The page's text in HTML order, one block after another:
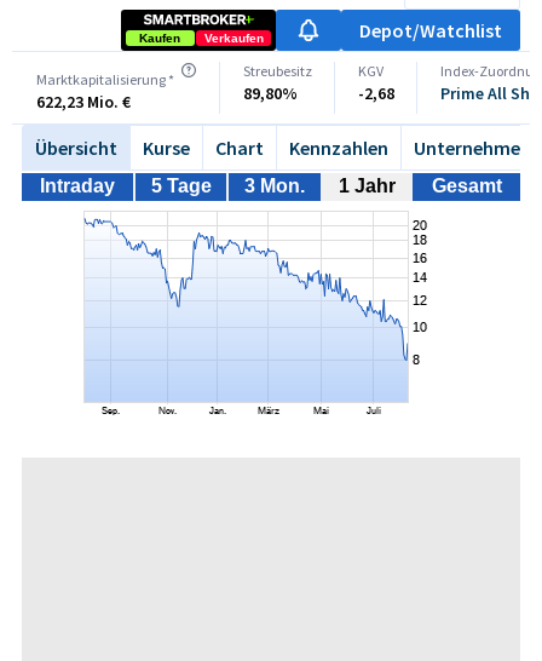
Kaufen Verkaufen Depot/Watchlist
Marktkapitalisierung *
622,23 Mio. €
Streubesitz
89,80%
KGV
-2,68
Index-
Prime All
Übersicht Kurse Chart Kennzahlen Unternehmen
Intraday 5 Tage 3 Mon. 1 Jahr Gesamt